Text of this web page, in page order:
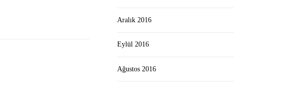
Aralık 2016
Eylül 2016
Ağustos 2016